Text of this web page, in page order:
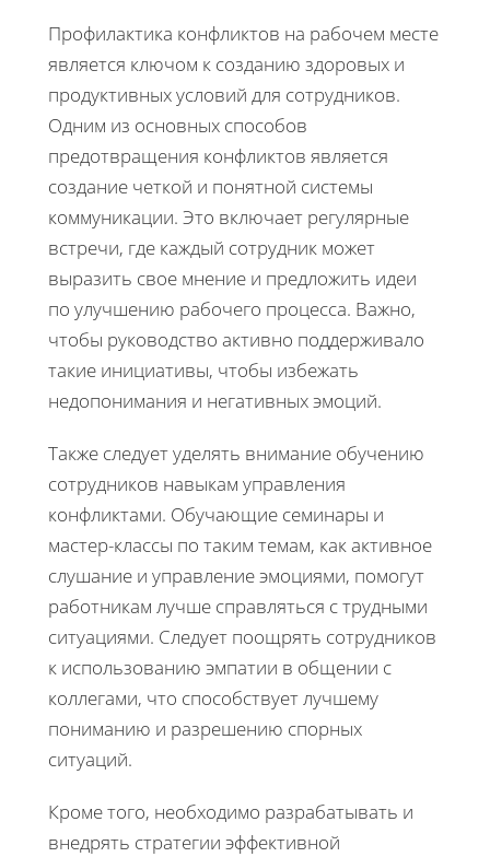
Профилактика конфликтов на рабочем месте
является ключом к созданию здоровых и
продуктивных условий для сотрудников.
Одним из основных способов
предотвращения конфликтов является
создание четкой и понятной системы
коммуникации. Это включает регулярные
встречи, где каждый сотрудник может
выразить свое мнение и предложить идеи
по улучшению рабочего процесса. Важно,
чтобы руководство активно поддерживало
такие инициативы, чтобы избежать
недопонимания и негативных эмоций.
Также следует уделять внимание обучению
сотрудников навыкам управления
конфликтами. Обучающие семинары и
мастер-классы по таким темам, как активное
слушание и управление эмоциями, помогут
работникам лучше справляться с трудными
ситуациями. Следует поощрять сотрудников
к использованию эмпатии в общении с
коллегами, что способствует лучшему
пониманию и разрешению спорных
ситуаций.
Кроме того, необходимо разрабатывать и
внедрять стратегии эффективной